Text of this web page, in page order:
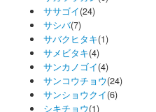
ササゴイ(24)
サシバ(7)
サバクヒタキ(1)
サメビタキ(4)
サンカノゴイ(4)
サンコウチョウ(24)
サンショウクイ(6)
シキチョウ(1)